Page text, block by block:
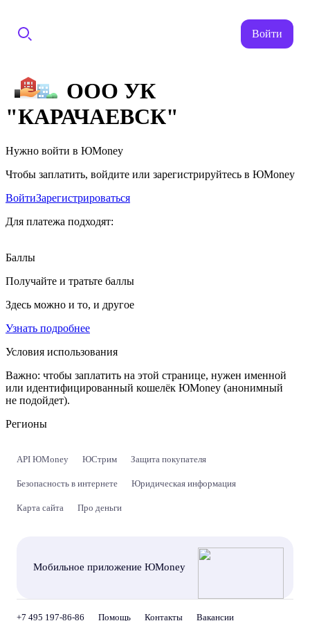
Войти
ООО УК
"КАРАЧАЕВСК"
Нужно войти в ЮMoney
Чтобы заплатить, войдите или зарегистрируйтесь в ЮMoney
ВойтиЗарегистрироваться
Для платежа подходят:
Баллы
Получайте и тратьте баллы
Здесь можно и то, и другое
Узнать подробнее
Условия использования
Важно: чтобы заплатить на этой странице, нужен именной
или идентифицированный кошелёк ЮMoney (анонимный
не подойдет).
Регионы
API ЮMoney ЮСтрим Защита покупателя
Безопасность в интернете Юридическая информация
Карта сайта Про деньги
Мобильное приложение ЮMoney
+7 495 197-86-86 Помощь Контакты Вакансии